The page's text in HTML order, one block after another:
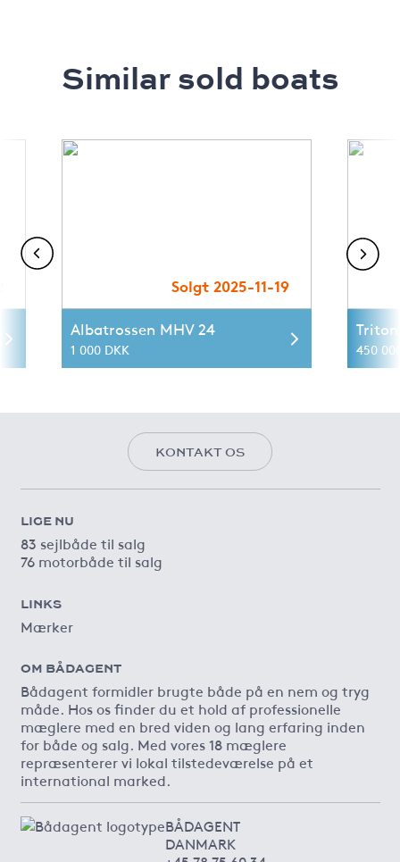
Similar sold boats
Solgt 2025-11-19
Albatrossen MHV 24
1 000 DKK 450
KONTAKT OS
LIGE NU
83 sejlbåde til salg
76 motorbåde til salg
LINKS
Mærker
OM BÅDAGENT
Bådagent formidler brugte både på en nem og tryg
måde. Hos os finder du et hold af professionelle
mæglere med en bred viden og lang erfaring inden
for både og salg. Med vores 18 mæglere
repræsenterer vi lokal tilstedeværelse på et
international marked.
BÅDAGENT
DANMARK